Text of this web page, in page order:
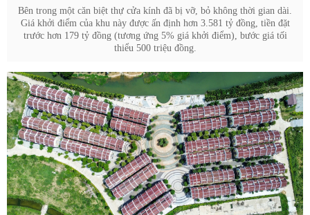
Bên trong một căn biệt thự cửa kính đã bị vỡ, bỏ không thời gian dài.
Giá khởi điểm của khu này được ấn định hơn 3.581 tỷ đồng, tiền đặt
trước hơn 179 tỷ đồng (tương ứng 5% giá khởi điểm), bước giá tối
thiểu 500 triệu đồng.